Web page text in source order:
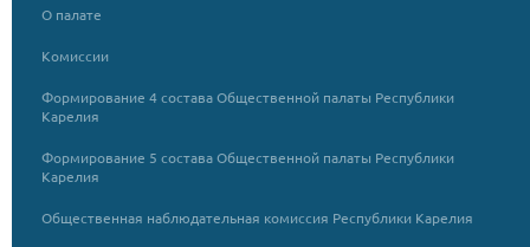
О палате
Комиссии
Формирование 4 состава Общественной палаты Республики
Карелия
Формирование 5 состава Общественной палаты Республики
Карелия
Общественная наблюдательная комиссия Республики Карелия